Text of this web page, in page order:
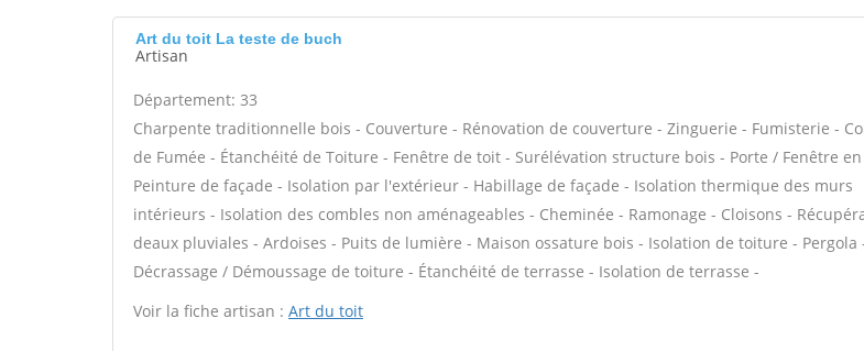
Art du toit La teste de buch
Artisan
Département: 33
Charpente traditionnelle bois - Couverture - Rénovation de couverture - Zinguerie - Fumisterie -
de Fumée - Étanchéité de Toiture - Fenêtre de toit - Surélévation structure bois - Porte / Fenêtre en
Peinture de façade - Isolation par l'extérieur - Habillage de façade - Isolation thermique des murs
intérieurs - Isolation des combles non aménageables - Cheminée - Ramonage - Cloisons -
deaux pluviales - Ardoises - Puits de lumière - Maison ossature bois - Isolation de toiture - Pergola
Décrassage / Démoussage de toiture - Étanchéité de terrasse - Isolation de terrasse -
Voir la fiche artisan : Art du toit